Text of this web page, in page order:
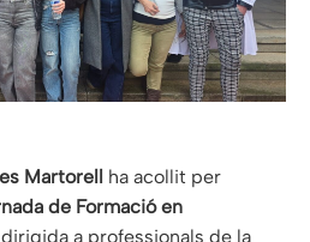
Martorell ha acollit per
de Formació en
dirigida a professionals de la